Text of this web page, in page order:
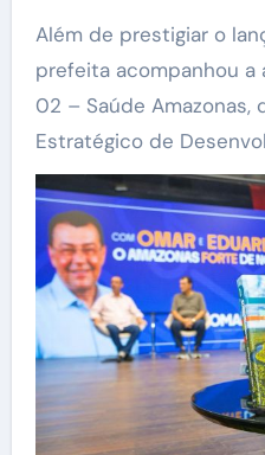
Além de prestigiar o
prefeita acompanhou a
02 – Saúde Amazonas,
Estratégico de